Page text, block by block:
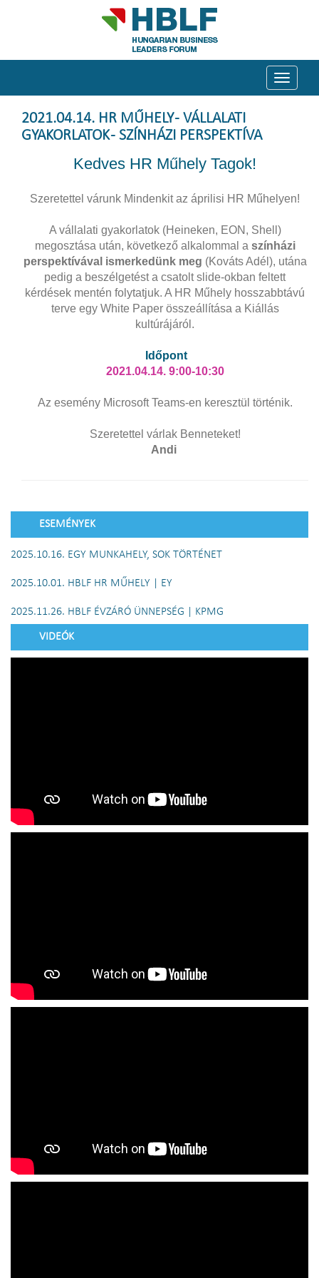
Toggle
2021.04.14. HR MŰHELY - VÁLLALATI
GYAKORLATOK - SZÍNHÁZI PERSPEKTÍVA
Kedves HR Műhely Tagok!
Szeretettel várunk Mindenkit az áprilisi HR Műhelyen!
A vállalati gyakorlatok (Heineken, EON, Shell)
megosztása után, következő alkalommal a színházi
perspektívával ismerkedünk meg (Kováts Adél), utána
pedig a beszélgetést a csatolt slide-okban feltett
kérdések mentén folytatjuk. A HR Műhely hosszabbtávú
terve egy White Paper összeállítása a Kiállás
kultúrájáról.
Időpont
2021.04.14. 9:00-10:30
Az esemény Microsoft Teams-en keresztül történik.
Szeretettel várlak Benneteket!
Andi
ESEMÉNYEK
2025.10.16. EGY MUNKAHELY, SOK TÖRTÉNET
2025.10.01. HBLF HR MŰHELY | EY
2025.11.26. HBLF ÉVZÁRÓ ÜNNEPSÉG | KPMG
VIDEÓK